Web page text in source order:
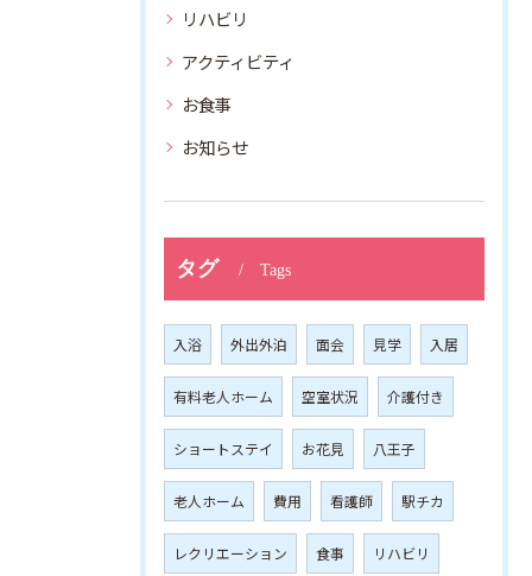
リハビリ
アクティビティ
お食事
お知らせ
タグ Tags
入浴 外出外泊 面会 見学 入居
有料老人ホーム 空室状況 介護付き
ショートステイ お花見 八王子
老人ホーム 費用 看護師 駅チカ
レクリエーション 食事 リハビリ